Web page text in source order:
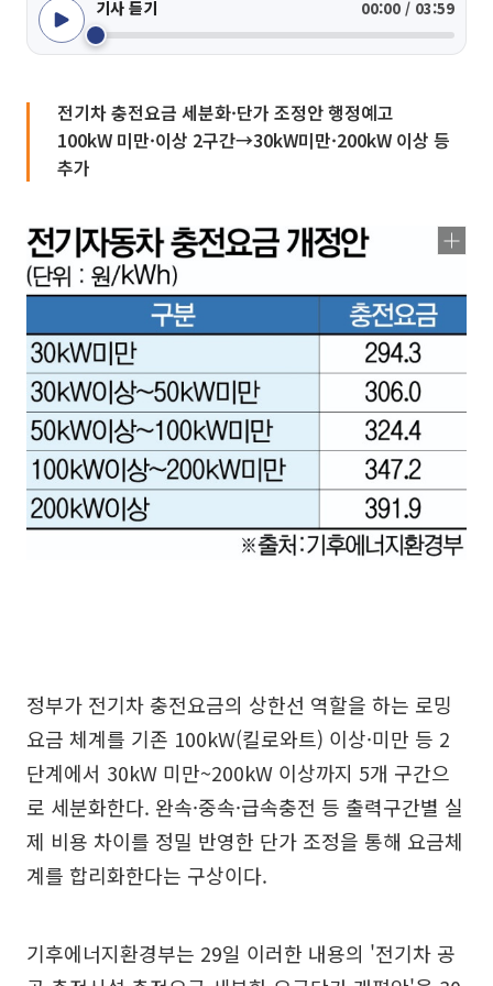
기사 듣기 00:00 / 03:59
전기차 충전요금 세분화·단가 조정안 행정예고
100kW 미만·이상 2구간→30kW미만·200kW 이상 등
추가
정부가 전기차 충전요금의 상한선 역할을 하는 로밍
요금 체계를 기존 100kW(킬로와트) 이상·미만 등 2
단계에서 30kW 미만~200kW 이상까지 5개 구간으
로 세분화한다. 완속·중속·급속충전 등 출력구간별 실
제 비용 차이를 정밀 반영한 단가 조정을 통해 요금체
계를 합리화한다는 구상이다.
기후에너지환경부는 29일 이러한 내용의 '전기차 공